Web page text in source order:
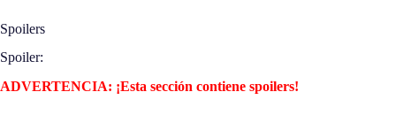
Spoilers
Spoiler:
ADVERTENCIA: ¡Esta sección contiene spoilers!